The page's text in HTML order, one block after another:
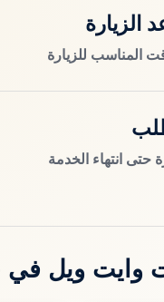
الزيارة
المناسب للزيارة
حتى انتهاء الخدمة
وايت ويل